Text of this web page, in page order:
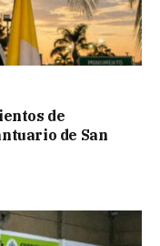
de
de San